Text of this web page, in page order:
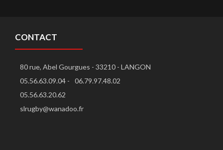
CONTACT
80 rue, Abel Gourgues - 33210 - LANGON
05.56.63.09.04 -
06.79.97.48.02
05.56.63.20.62
slrugby@wanadoo.fr